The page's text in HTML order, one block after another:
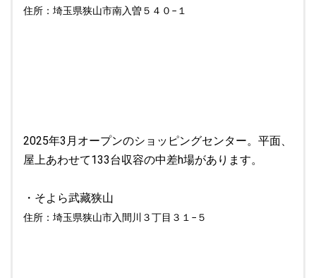
住所：埼玉県狭山市南入曽５４０−１
2025年3月オープンのショッピングセンター。平面、
屋上あわせて133台収容の中差h場があります。
・そよら武藏狭山
住所：埼玉県狭山市入間川３丁目３１−５